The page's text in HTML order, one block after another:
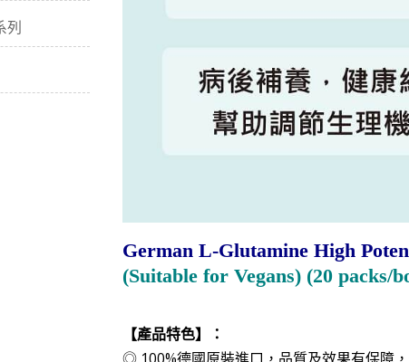
列
German L-Glutamine High
(Suitable for Vegans) (20 packs/
【產品特色】：